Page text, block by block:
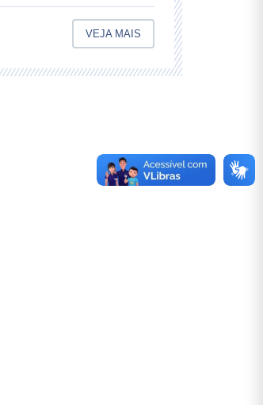
VEJA MAIS